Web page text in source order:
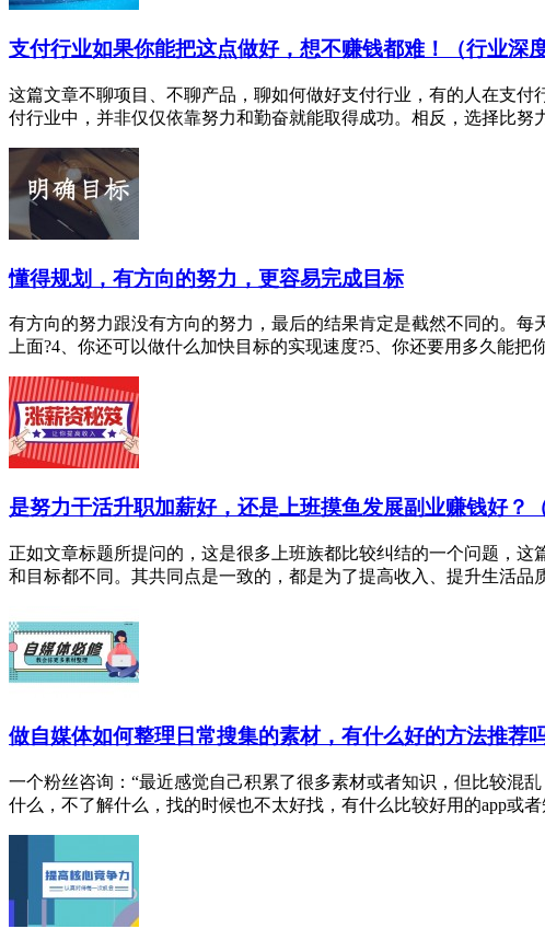
支付行业如果你能把这点做好，想不赚钱都难！（行业深度
这篇文章不聊项目、不聊产品，聊如何做好支付行业，有的人在支
付行业中，并非仅仅依靠努力和勤奋就能取得成功。相反，选择比努
懂得规划，有方向的努力，更容易完成目标
有方向的努力跟没有方向的努力，最后的结果肯定是截然不同的。
上面?4、你还可以做什么加快目标的实现速度?5、你还要用多久能把
是努力干活升职加薪好，还是上班摸鱼发展副业赚钱好？（
正如文章标题所提问的，这是很多上班族都比较纠结的一个问题，
和目标都不同。其共同点是一致的，都是为了提高收入、提升生活品
做自媒体如何整理日常搜集的素材，有什么好的方法推荐
一个粉丝咨询：“最近感觉自己积累了很多素材或者知识，但比较混
什么，不了解什么，找的时候也不太好找，有什么比较好用的app或